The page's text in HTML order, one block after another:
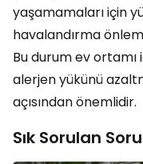
yaşamamaları için
havalandırma
Bu durum ev
alerjen yükünü
açısından önemlidir.
Sık Sorulan